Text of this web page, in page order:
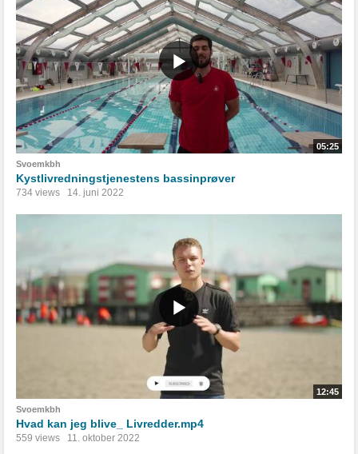
05:25
Svoemkbh
Kystlivredningstjenestens bassinprøver
734 views 14. juni 2022
12:45
Svoemkbh
Hvad kan jeg blive_ Livredder.mp4
559 views 11. oktober 2022